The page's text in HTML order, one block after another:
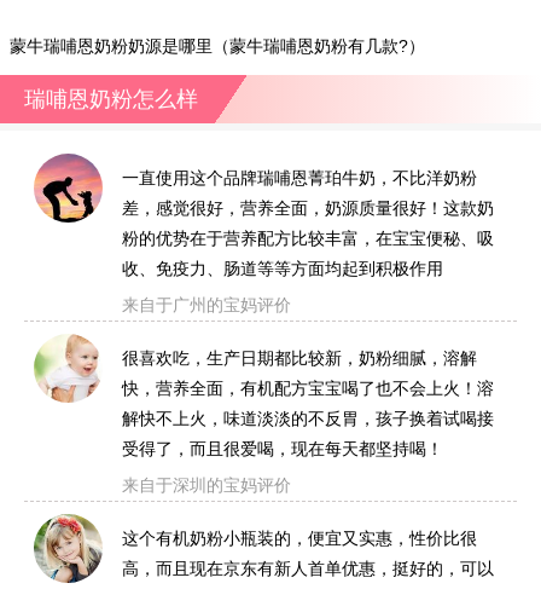
蒙牛瑞哺恩奶粉奶源是哪里（蒙牛瑞哺恩奶粉有几款?）
瑞哺恩奶粉怎么样
一直使用这个品牌瑞哺恩菁珀牛奶，不比洋奶粉
差，感觉很好，营养全面，奶源质量很好！这款奶
粉的优势在于营养配方比较丰富，在宝宝便秘、吸
收、免疫力、肠道等等方面均起到积极作用
来自于广州的宝妈评价
很喜欢吃，生产日期都比较新，奶粉细腻，溶解
快，营养全面，有机配方宝宝喝了也不会上火！溶
解快不上火，味道淡淡的不反胃，孩子换着试喝接
受得了，而且很爱喝，现在每天都坚持喝！
来自于深圳的宝妈评价
这个有机奶粉小瓶装的，便宜又实惠，性价比很
高，而且现在京东有新人首单优惠，挺好的，可以